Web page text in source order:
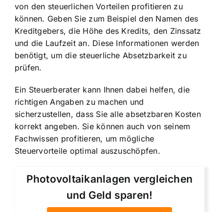
von den steuerlichen Vorteilen profitieren zu
können. Geben Sie zum Beispiel den Namen des
Kreditgebers, die Höhe des Kredits, den Zinssatz
und die Laufzeit an. Diese Informationen werden
benötigt, um die steuerliche Absetzbarkeit zu
prüfen.
Ein Steuerberater kann Ihnen dabei helfen, die
richtigen Angaben zu machen und
sicherzustellen, dass Sie alle absetzbaren Kosten
korrekt angeben. Sie können auch von seinem
Fachwissen profitieren, um mögliche
Steuervorteile optimal auszuschöpfen.
Photovoltaikanlagen vergleichen
und Geld sparen!